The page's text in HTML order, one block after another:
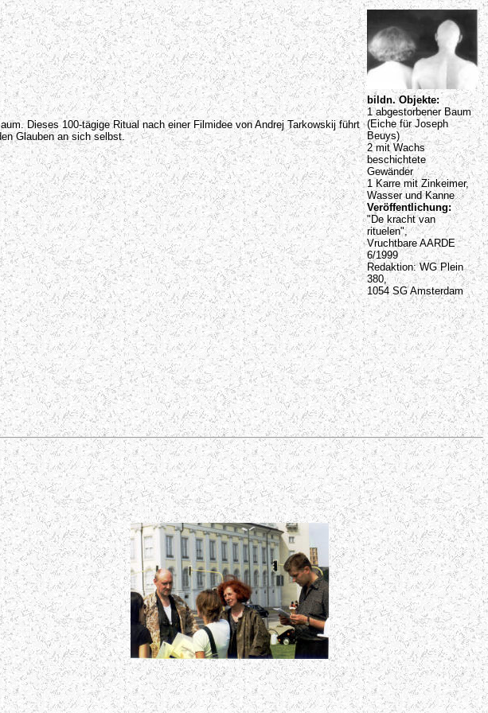
Dieses 100-tägige Ritual nach einer Filmidee von Andrej Tarkowskij führt
Glauben an sich selbst.
bildn. Objekte:
1 abgestorbener Baum
(Eiche für Joseph
Beuys)
2 mit Wachs
beschichtete
Gewänder
1 Karre mit Zinkeimer,
Wasser und Kanne
Veröffentlichung:
"De kracht van
rituelen",
Vruchtbare AARDE
6/1999
Redaktion: WG Plein
380,
1054 SG Amsterdam